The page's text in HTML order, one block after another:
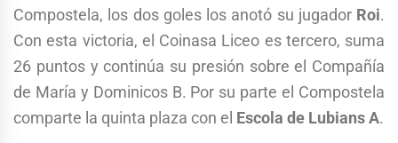
Compostela, los dos goles los anotó su jugador Roi.
Con esta victoria, el Coinasa Liceo es tercero, suma
26 puntos y continúa su presión sobre el Compañía
de María y Dominicos B. Por su parte el Compostela
comparte la quinta plaza con el Escola de Lubians A.